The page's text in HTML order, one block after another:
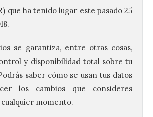
que ha tenido lugar este pasado 25
se garantiza, entre otras cosas,
y disponibilidad total sobre tu
saber cómo se usan tus datos
los cambios que consideres
momento.